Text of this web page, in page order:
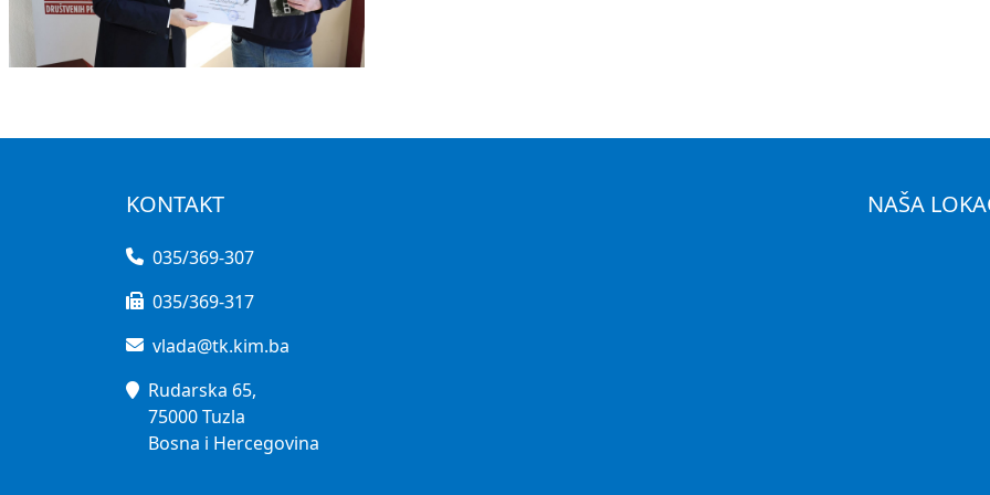
KONTAKT
035/369-307
035/369-317
vlada@tk.kim.ba
Rudarska 65,
75000 Tuzla
Bosna i Hercegovina
NAŠA